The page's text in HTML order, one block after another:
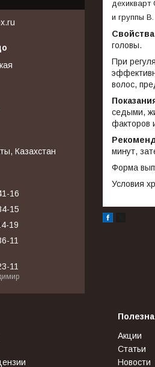
дехикварт
и группы В.
головы.
При
волос,
седыми,
факторов
минут,
Форма
Условия
Казахстан
16
15
19
11
11
Акции
Статьи
Новости